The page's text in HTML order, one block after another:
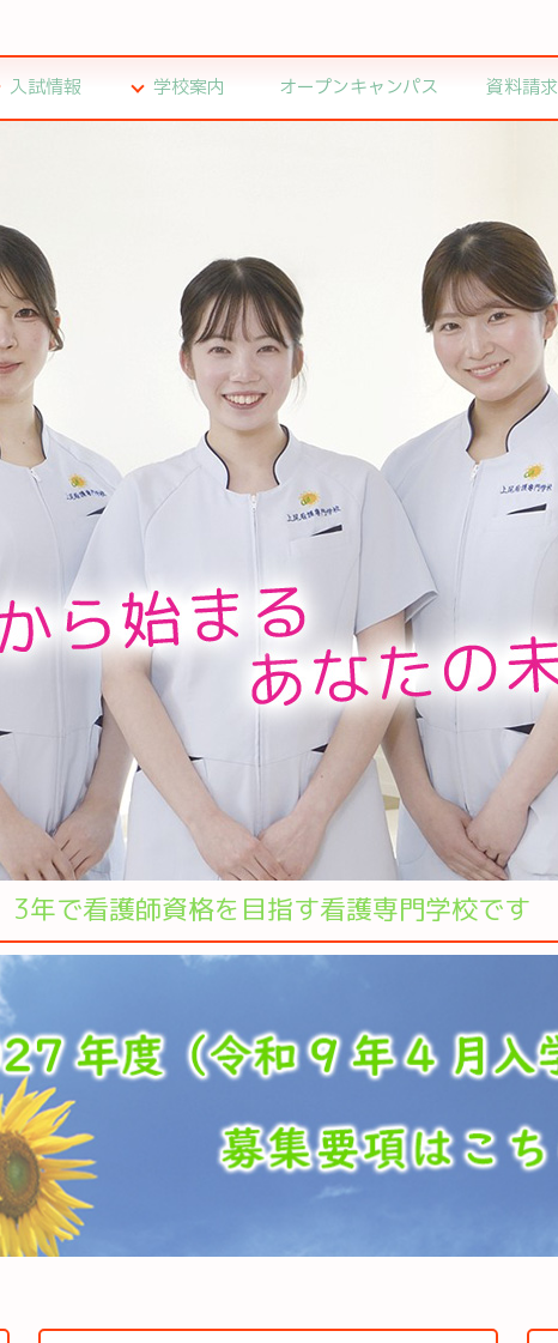
入試情報 学校案内 オープンキャンパス 資料請求
3年で看護師資格を目指す看護専門学校です